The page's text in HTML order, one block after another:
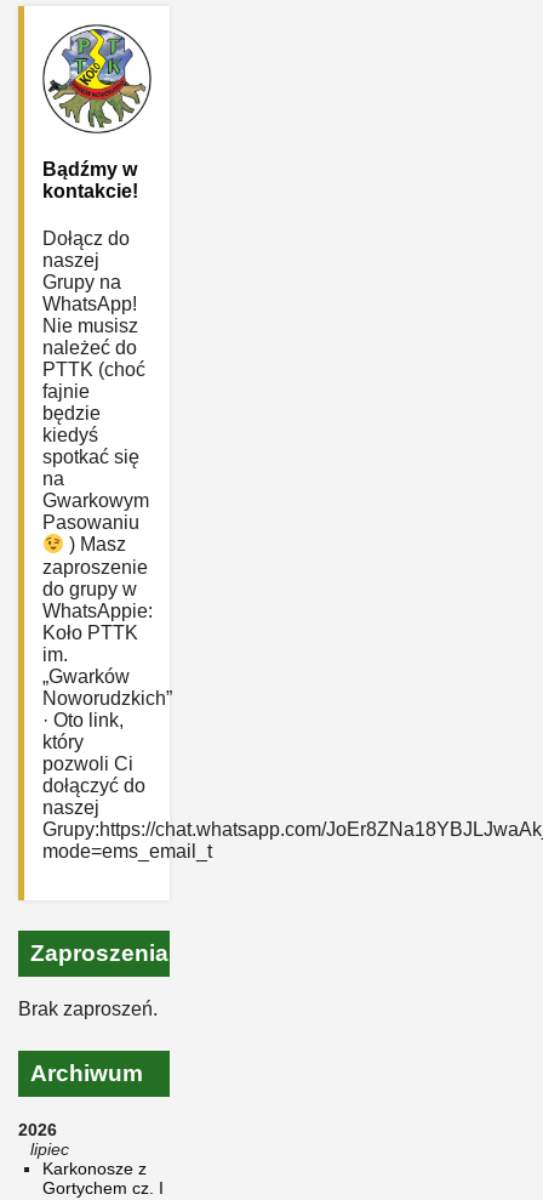
Bądźmy w
kontakcie!
Dołącz do
naszej
Grupy na
WhatsApp!
Nie musisz
należeć do
PTTK (choć
fajnie
będzie
kiedyś
spotkać się
na
Gwarkowym
Pasowaniu
) Masz
zaproszenie
do grupy w
WhatsAppie:
‎Koło PTTK
im.
„Gwarków
Noworudzkich”
· Oto link,
który
pozwoli Ci
dołączyć do
naszej
Grupy:https://chat.whatsapp.com/
mode=ems_email_t
Zaproszenia
Brak zaproszeń.
Archiwum
2026
lipiec
Karkonosze z
Gortychem cz. I